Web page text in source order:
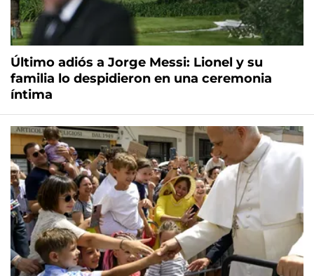
Último adiós a Jorge Messi: Lionel y su
familia lo despidieron en una ceremonia
íntima